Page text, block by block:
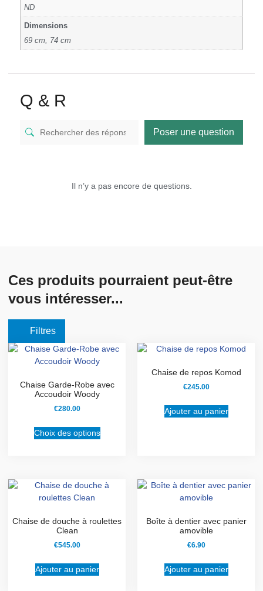
ND
Dimensions
69 cm, 74 cm
Q & R
Poser une question
Il n’y a pas encore de questions.
Ces produits pourraient peut-être
vous intéresser...
Filtres
Chaise Garde-Robe avec
Accoudoir Woody
€280.00
Choix des options
Chaise de repos Komod
€245.00
Ajouter au panier
Chaise de douche à roulettes
Clean
€545.00
Ajouter au panier
Boîte à dentier avec panier
amovible
€6.90
Ajouter au panier